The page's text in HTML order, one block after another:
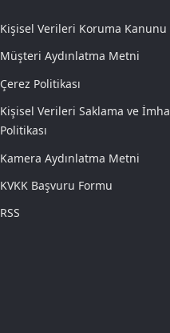
Kişisel Verileri Koruma Kanunu
Müşteri Aydınlatma Metni
Çerez Politikası
Kişisel Verileri Saklama ve İmha
Politikası
Kamera Aydınlatma Metni
KVKK Başvuru Formu
RSS